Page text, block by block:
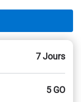
7 Jours
5 GO